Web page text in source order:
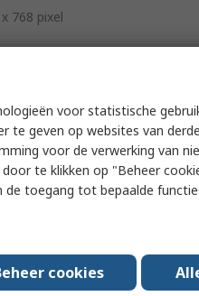
768 pixel
Capacitive Touch Panel
voor statistische
te geven op websites van
voor de verwerking van
te klikken op "Beheer
toegang tot bepaalde
cookies